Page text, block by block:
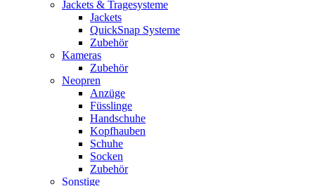
Jackets & Tragesysteme
Jackets
QuickSnap Systeme
Zubehör
Kameras
Zubehör
Neopren
Anzüge
Füsslinge
Handschuhe
Kopfhauben
Schuhe
Socken
Zubehör
Sonstige